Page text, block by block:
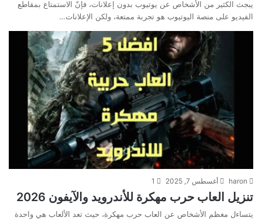
يبجث الكثير من الأشخاص عن يوتيوب بدون إعلانات، فإنّ الاستمتاع بمقاطع
الفيديو على منصة اليوتيوب هو تجربة ممتعة، ولكن الإعلانات…
haron أغسطس 7, 2025 1
تنزيل العاب حرب مهكرة للأندرويد والآيفون 2026
يتساءل مغظم الأشخاص عن العاب حرب مهكرة، حيث تعد الألعاب هي واحدة